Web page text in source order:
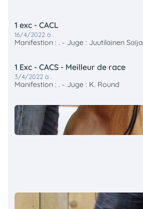
1 exc - CACL
16/4/2022 à .
Manifestion : . - Juge : Juutilainen Saija
1 Exc - CACS - Meilleur de race
3/4/2022 à .
Manifestion : . - Juge : K. Round